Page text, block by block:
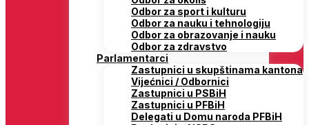
Odbor za sport i kulturu
Odbor za nauku i tehnologiju
Odbor za obrazovanje i nauku
Odbor za zdravstvo
Parlamentarci
Zastupnici u skupštinama kantona
Vijećnici / Odbornici
Zastupnici u PSBiH
Zastupnici u PFBiH
Delegati u Domu naroda PFBiH